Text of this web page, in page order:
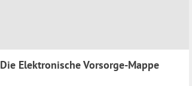
Die Elektronische Vorsorge-Mappe